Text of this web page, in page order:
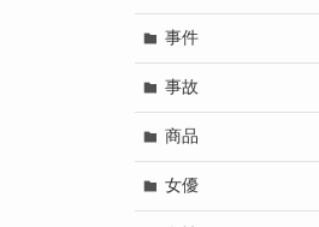
事件
事故
商品
女優